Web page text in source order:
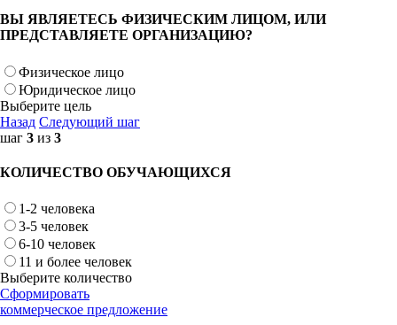
ВЫ ЯВЛЯЕТЕСЬ ФИЗИЧЕСКИМ ЛИЦОМ, ИЛИ
ПРЕДСТАВЛЯЕТЕ ОРГАНИЗАЦИЮ?
Физическое лицо
Юридическое лицо
Выберите цель
Назад Следующий шаг
шаг 3 из 3
КОЛИЧЕСТВО ОБУЧАЮЩИХСЯ
1-2 человека
3-5 человек
6-10 человек
11 и более человек
Выберите количество
Сформировать
коммерческое предложение